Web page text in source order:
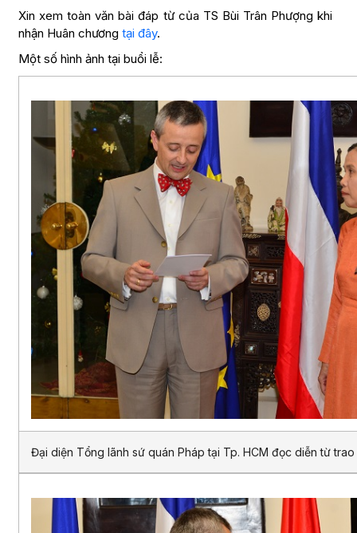
Xin xem toàn văn bài đáp từ của TS Bùi Trân Phượng khi
nhận Huân chương tại đây.
Một số hình ảnh tại buổi lễ:
Đại diện Tổng lãnh sứ quán Pháp tại Tp. HCM đọc diễn từ